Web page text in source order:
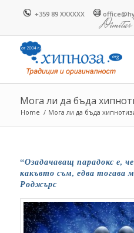
+359 89 XXXXXX
Мога ли да бъда
Home / Мога ли да бъда
“Озадачаващ парадокс е,
какъвто съм, едва тогава
Роджърс